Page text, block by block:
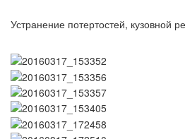
Устранение потертостей, кузовной